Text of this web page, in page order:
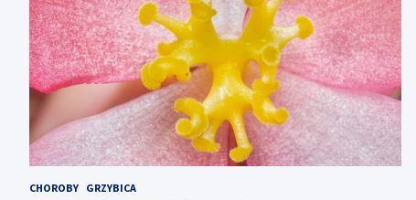
CHOROBY GRZYBICA